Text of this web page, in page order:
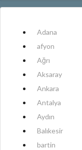
Adana
afyon
Ağrı
Aksaray
Ankara
Antalya
Aydın
Balıkesir
bartin